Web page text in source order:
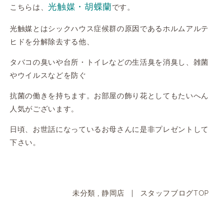
こちらは、光触媒・胡蝶蘭です。
光触媒とはシックハウス症候群の原因であるホルムアルテ
ヒドを分解除去する他、
タバコの臭いや台所・トイレなどの生活臭を消臭し、雑菌
やウイルスなどを防ぐ
抗菌の働きを持ちます。お部屋の飾り花としてもたいへん
人気がございます。
日頃、お世話になっているお母さんに是非プレゼントして
下さい。
未分類 静岡店 | スタッフブログTOP